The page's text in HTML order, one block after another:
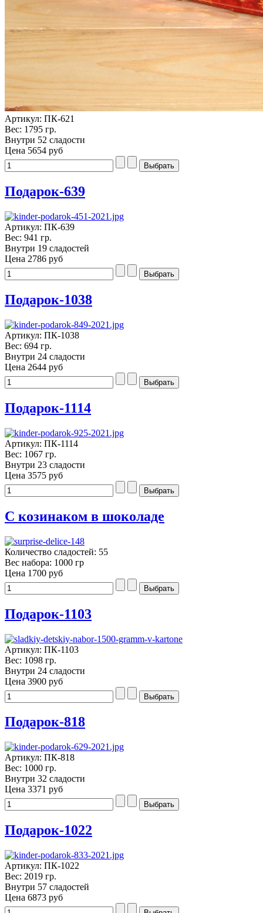
Артикул: ПК-621
Вес: 1795 гр.
Внутри 52 сладости
Цена 5654 руб
Подарок-639
Артикул: ПК-639
Вес: 941 гр.
Внутри 19 сладостей
Цена 2786 руб
Подарок-1038
Артикул: ПК-1038
Вес: 694 гр.
Внутри 24 сладости
Цена 2644 руб
Подарок-1114
Артикул: ПК-1114
Вес: 1067 гр.
Внутри 23 сладости
Цена 3575 руб
С козинаком в шоколаде
Количество сладостей: 55
Вес набора: 1000 гр
Цена 1700 руб
Подарок-1103
Артикул: ПК-1103
Вес: 1098 гр.
Внутри 24 сладости
Цена 3900 руб
Подарок-818
Артикул: ПК-818
Вес: 1000 гр.
Внутри 32 сладости
Цена 3371 руб
Подарок-1022
Артикул: ПК-1022
Вес: 2019 гр.
Внутри 57 сладостей
Цена 6873 руб